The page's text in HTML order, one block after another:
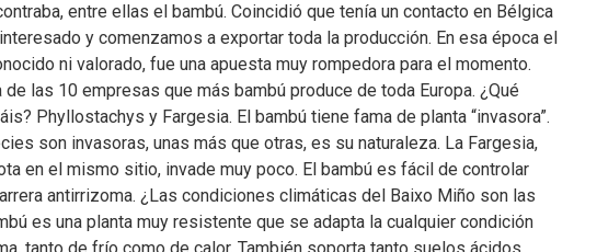
entre ellas el bambú. Coincidió que tenía un contacto en Bélgica
y comenzamos a exportar toda la producción. En esa época el
ni valorado, fue una apuesta muy rompedora para el momento.
de las 10 empresas que más bambú produce de toda Europa. ¿Qué
Phyllostachys y Fargesia. El bambú tiene fama de planta “invasora”.
son invasoras, unas más que otras, es su naturaleza. La Fargesia,
en el mismo sitio, invade muy poco. El bambú es fácil de controlar
antirrizoma. ¿Las condiciones climáticas del Baixo Miño son las
es una planta muy resistente que se adapta la cualquier condición